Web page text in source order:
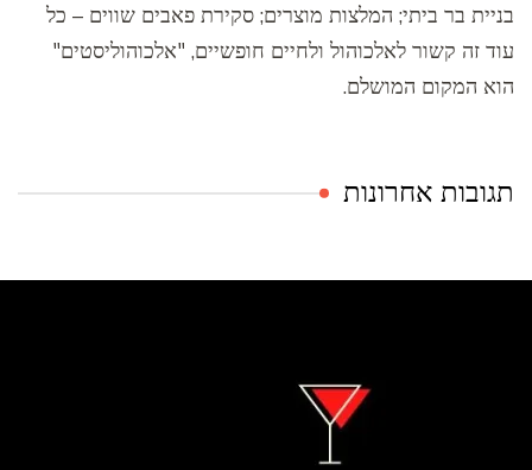
בניית בר ביתי; המלצות מוצרים; סקירת פאבים שווים – כל
עוד זה קשור לאלכוהול ולחיים חופשיים, "אלכוהוליסטים"
הוא המקום המושלם.
תגובות אחרונות